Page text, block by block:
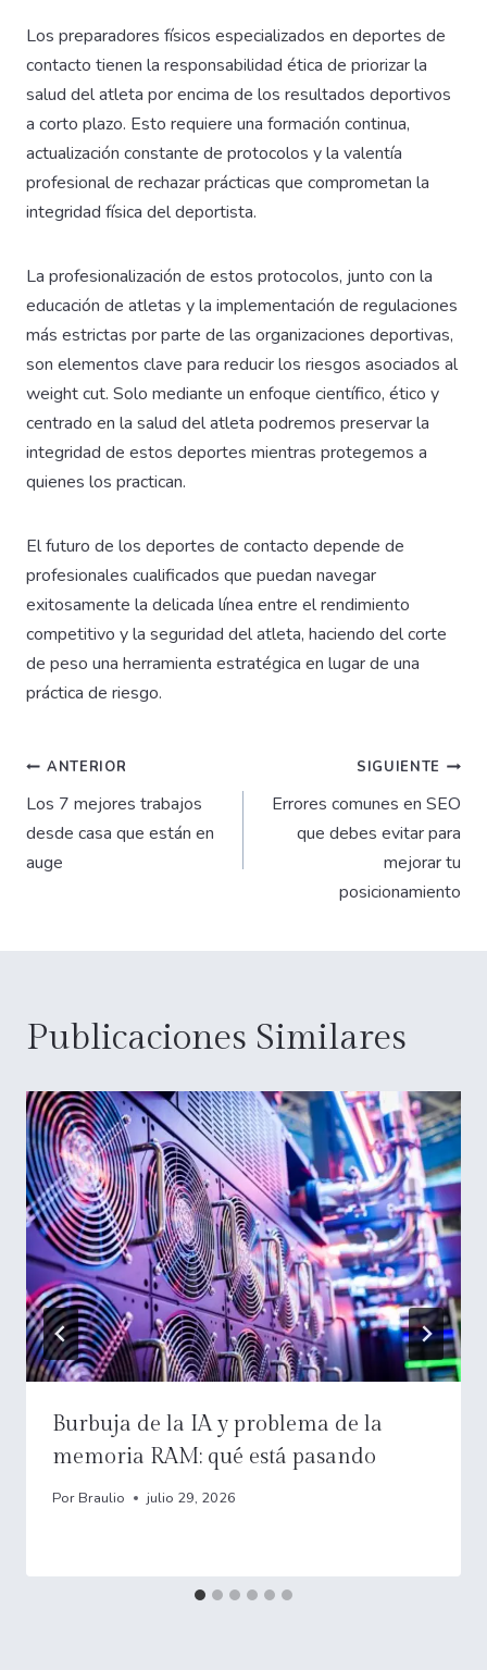
Los preparadores físicos especializados en deportes de
contacto tienen la responsabilidad ética de priorizar la
salud del atleta por encima de los resultados deportivos
a corto plazo. Esto requiere una formación continua,
actualización constante de protocolos y la valentía
profesional de rechazar prácticas que comprometan la
integridad física del deportista.
La profesionalización de estos protocolos, junto con la
educación de atletas y la implementación de regulaciones
más estrictas por parte de las organizaciones deportivas,
son elementos clave para reducir los riesgos asociados al
weight cut. Solo mediante un enfoque científico, ético y
centrado en la salud del atleta podremos preservar la
integridad de estos deportes mientras protegemos a
quienes los practican.
El futuro de los deportes de contacto depende de
profesionales cualificados que puedan navegar
exitosamente la delicada línea entre el rendimiento
competitivo y la seguridad del atleta, haciendo del corte
de peso una herramienta estratégica en lugar de una
práctica de riesgo.
Navegación
de
entradas
ANTERIOR
Los 7 mejores trabajos
desde casa que están en
auge
SIGUIENTE
Errores comunes en SEO
que debes evitar para
mejorar tu
posicionamiento
Publicaciones Similares
Burbuja de la IA y problema de la
memoria RAM: qué está pasando
Por Braulio julio 29, 2026